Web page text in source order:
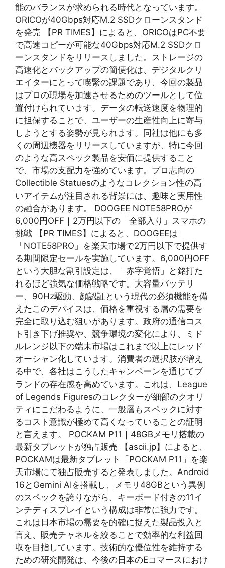
能のバランスが求められる時代となっています。
ORICOが40Gbps対応M.2 SSDクローンスタンド
を発売 【PR TIMES】によると、ORICOはPC不要
で高速コピーが可能な40Gbps対応M.2 SSDクロ
ーンスタンドをリリースしました。ストレージの
高速化とバックアップの簡便化は、デジタルクリ
エイターにとって喫緊の課題であり、今回の製品
はプロの現場を加速させるためのツールとして位
置付けられています。データの転送速度を物理的
に担保することで、ユーザーの生産性向上に寄与
しようとする姿勢が見られます。同社は他にも多
くの周辺機器をリリースしていますが、特に今回
のような高スペック製品を安価に提供すること
で、市場の支配力を強めています。プロ志向の
Collectible Statuesのようなコレクション性の高
いアイテムが注目される背景には、趣味と実用性
の融合があります。 DOOGEE NOTE58PROが
6,000円OFF｜2万円以下の「全部入り」スマホの
挑戦 【PR TIMES】によると、DOOGEEは
「NOTE58PRO」を楽天市場で2万円以下で提供す
る期間限定セールを実施しています。6,000円OFF
という大胆な割引設定は、「赤字覚悟」と銘打た
れるほど強気な価格戦略です。大容量バッテリ
ー、90Hz駆動、顔認証という現代の必須機能を備
えたこのデバイスは、価格を重視する層の需要を
完全に取り込む狙いがあります。政府の通信コス
ト引き下げ推奨や、競争環境の変化により、ミド
ルレンジ以下の端末市場はこれまで以上にレッド
オーシャン化しています。消費者の選択肢が増え
る中で、各社はこうしたキャンペーンを通じてブ
ランドの存在感を高めています。これは、League
of Legends Figuresのコレクターが細部のクオリ
ティにこだわるように、一般層もスペックに対す
るコスト意識が極めて高くなっていることの証明
と言えます。 POCKAM P11｜48GBメモリ搭載の
最新タブレットが独占販売 【ascii.jp】によると、
POCKAMは最新タブレット「POCKAM P11」を楽
天市場にて独占販売すると発表しました。Android
16とGemini AIを搭載し、メモリ48GBという異例
のスペックを誇りながら、キーボード付きの11イ
ンチディスプレイという構成は非常に強力です。
これは日本市場の需要を的確に捉えた製品投入と
言え、販売チャネルを絞ることで効率的な利益回
収を目指しています。技術的な優位性を維持する
ための研究開発は、今後の日本のEコマースにおけ